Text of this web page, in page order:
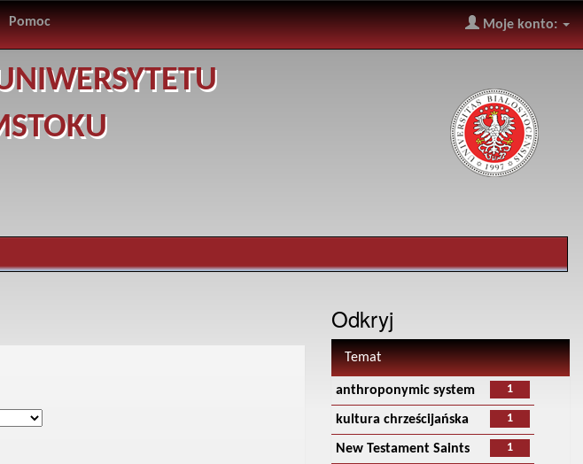
Pomoc Moje konto:
Odkryj
Temat
1
anthroponymic system
1
kultura chrześcijańska
1
New Testament Saints